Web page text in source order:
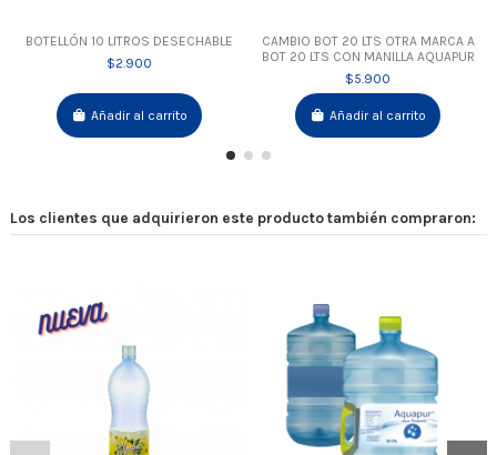
BOTELLÓN 10 LITROS DESECHABLE
$2.900
Añadir al carrito
CAMBIO BOT 20 LTS OTRA MARCA A
BOT 20 LTS CON MANILLA AQUAPUR
$5.900
Añadir al carrito
Los clientes que adquirieron este producto también compraron: